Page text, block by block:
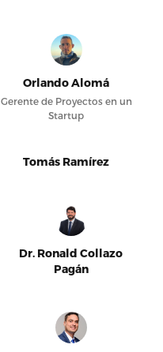
Orlando Alomá
Gerente de Proyectos en un
Startup
Tomás Ramírez
Dr. Ronald Collazo
Pagán